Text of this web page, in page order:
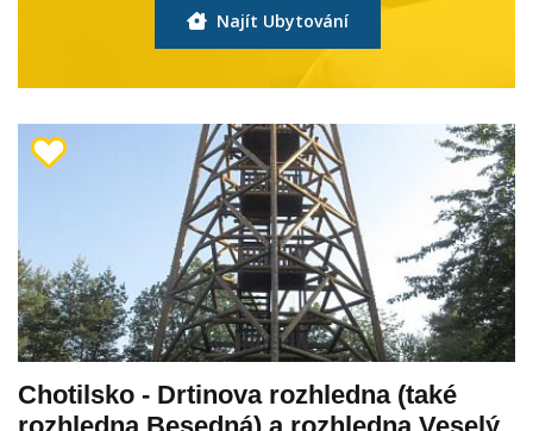
Najít Ubytování
Chotilsko - Drtinova rozhledna (také